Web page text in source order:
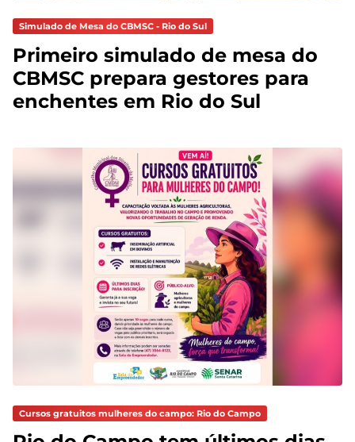
Simulado de Mesa do CBMSC - Rio do Sul
Primeiro simulado de mesa do
CBMSC prepara gestores para
enchentes em Rio do Sul
Cursos gratuitos mulheres do campo: Rio do Campo